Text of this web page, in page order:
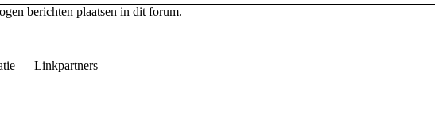
berichten plaatsen in dit forum.
Linkpartners